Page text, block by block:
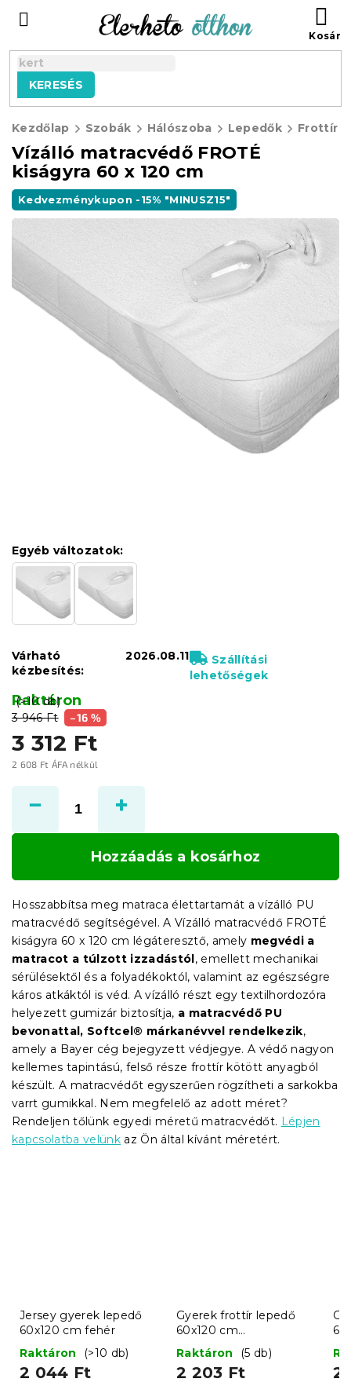
tartalomhoz
KERESÉS
Kezdőlap Szobák Hálószoba Lepedők Frottír
Vízálló matracvédő FROTÉ
kiságyra 60 x 120 cm
Kedvezménykupon -15% "MINUSZ15"
3 946 Ft –16 %
3 312 Ft
2 608 Ft ÁFA nélkül
Raktáron
(>10 db)
Egyéb változatok:
Várható
kézbesítés:
2026.08.11
Szállítási
lehetőségek
Hozzáadás a kosárhoz
Hosszabbítsa meg matraca élettartamát a vízálló PU
matracvédő segítségével. A Vízálló matracvédő FROTÉ
kiságyra 60 x 120 cm légáteresztő, amely megvédi a
matracot a túlzott izzadástól, emellett mechanikai
sérülésektől és a folyadékoktól, valamint az egészségre
káros atkáktól is véd. A vízálló részt egy textilhordozóra
helyezett gumizár biztosítja, a matracvédő PU
bevonattal, Softcel® márkanévvel rendelkezik,
amely a Bayer cég bejegyzett védjegye. A védő nagyon
kellemes tapintású, felső része frottír kötött anyagból
készült. A matracvédőt egyszerűen rögzítheti a sarkokba
varrt gumikkal. Nem megfelelő az adott méret?
Rendeljen tőlünk egyedi méretű matracvédőt. Lépjen
kapcsolatba velünk az Ön által kívánt méretért.
Jersey gyerek lepedő
60x120 cm fehér
Raktáron
(>10 db)
2 044 Ft
Gyerek frottír lepedő
60x120 cm
világosszürke
Raktáron (5 db)
2 203 Ft 2